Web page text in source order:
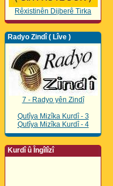
Rêxistinên Dijberê Tirka
Radyo Zindî ( Lîve )
7 - Radyo yên Zindî
Qutîya Mizîka Kurdî - 3
Qutîya Mizîka Kurdî - 4
Kurdî û Îngîlîzî